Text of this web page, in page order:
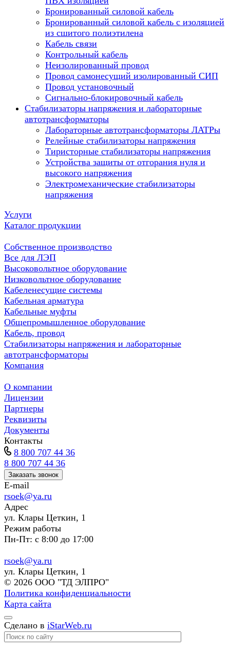
Бронированный силовой кабель
Бронированный силовой кабель с изоляцией
из сшитого полиэтилена
Кабель связи
Контрольный кабель
Неизолированный провод
Провод самонесущий изолированный СИП
Провод установочный
Сигнально-блокировочный кабель
Стабилизаторы напряжения и лабораторные
автотрансформаторы
Лабораторные автотрансформаторы ЛАТРы
Релейные стабилизаторы напряжения
Тиристорные стабилизаторы напряжения
Устройства защиты от отгорания нуля и
высокого напряжения
Электромеханические стабилизаторы
напряжения
Услуги
Каталог продукции
Собственное производство
Все для ЛЭП
Высоковольтное оборудование
Низковольтное оборудование
Кабеленесущие системы
Кабельная арматура
Кабельные муфты
Общепромышленное оборудование
Кабель, провод
Стабилизаторы напряжения и лабораторные
автотрансформаторы
Компания
О компании
Лицензии
Партнеры
Реквизиты
Документы
Контакты
8 800 707 44 36
8 800 707 44 36
Заказать звонок
E-mail
rsoek@ya.ru
Адрес
ул. Клары Цеткин, 1
Режим работы
Пн-Пт: с 8:00 до 17:00
rsoek@ya.ru
ул. Клары Цеткин, 1
© 2026 ООО "ТД ЭЛПРО"
Политика конфиденциальности
Карта сайта
Сделано в iStarWeb.ru